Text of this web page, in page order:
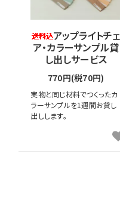
アップライトチェ
ア・カラーサンプル貸
し出しサービス
770円(税70円)
実物と同じ材料でつくったカ
ラーサンプルを1週間お貸し
出しします。